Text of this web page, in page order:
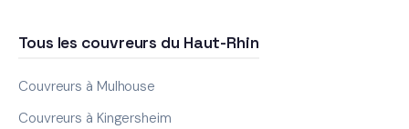
Tous les couvreurs du Haut-Rhin
Couvreurs à Mulhouse
Couvreurs à Kingersheim